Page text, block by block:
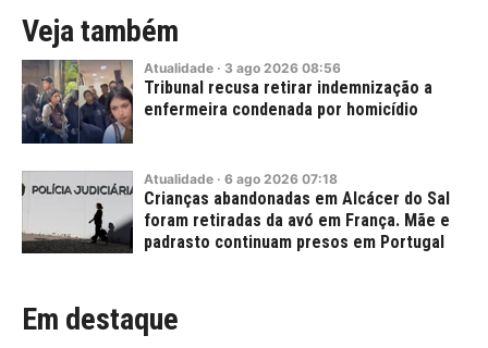
Veja também
Atualidade · 3 ago 2026 08:56
Tribunal recusa retirar indemnização a
enfermeira condenada por homicídio
Atualidade · 6 ago 2026 07:18
Crianças abandonadas em Alcácer do Sal
foram retiradas da avó em França. Mãe e
padrasto continuam presos em Portugal
Em destaque